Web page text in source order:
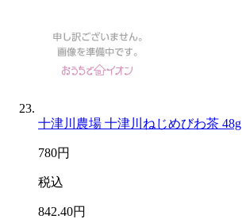
十津川農場 十津川ねじめびわ茶 48g
780円
税込
842.40円